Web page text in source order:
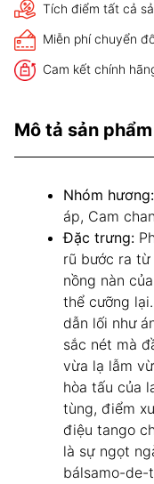
Tích điểm tất cả
Miễn phí chuyển
Cam kết chính
Mô tả sản phẩm
Nhóm hương:
áp, Cam
Đặc trưng:
rũ bước ra
nồng nàn
thể cưỡng
dẫn lối như
sắc nét mà
vừa lạ lẫm
hòa tấu của
tùng, điểm
điệu tango
là sự ngọt
bálsamo-de-